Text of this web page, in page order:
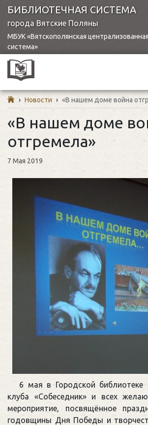
БИБЛИОТЕЧНАЯ СИСТЕМА
города Вятские Поляны
МБУК «Вятскополянская
система»
› Новости › «В нашем доме война
«В нашем доме
отгремела»
7 Мая 2019
6 мая в Городской
клуба «Собеседник» и всех
мероприятие, посвящённое
годовщины Дня Победы и